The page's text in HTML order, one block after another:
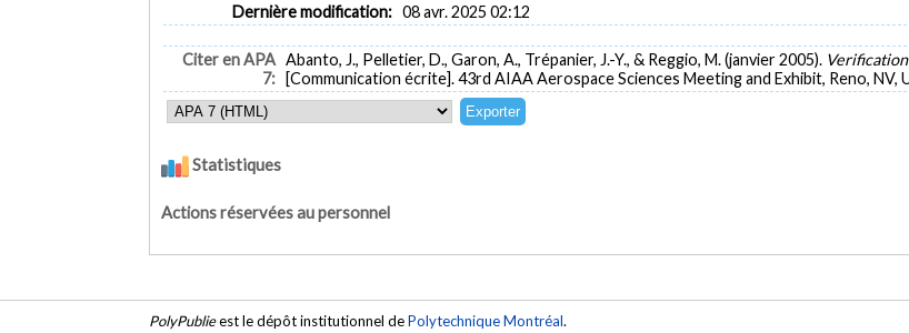
Dernière modification: 08 avr. 2025 02:12
Citer en APA
7:
Abanto, J., Pelletier, D., Garon, A., Trépanier, J.-Y., & Reggio, M. (janvier 2005).
[Communication écrite]. 43rd AIAA Aerospace Sciences Meeting and Exhibit, Reno, NV,
Statistiques
Actions réservées au personnel
PolyPublieest le dépôt institutionnel dePolytechnique Montréal.